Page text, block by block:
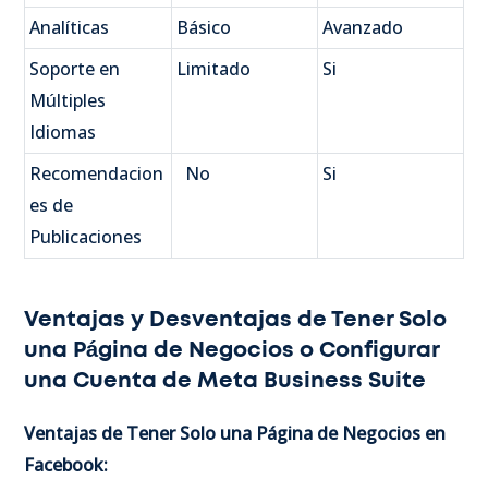
Analíticas Básico
Avanzado
Soporte en
Múltiples
Idiomas
Limitado Si
Recomendacion
es de
Publicaciones
No Si
Ventajas y Desventajas de Tener Solo
una Página de Negocios o Configurar
una Cuenta de Meta Business Suite
Ventajas de Tener Solo una Página de Negocios en
Facebook: